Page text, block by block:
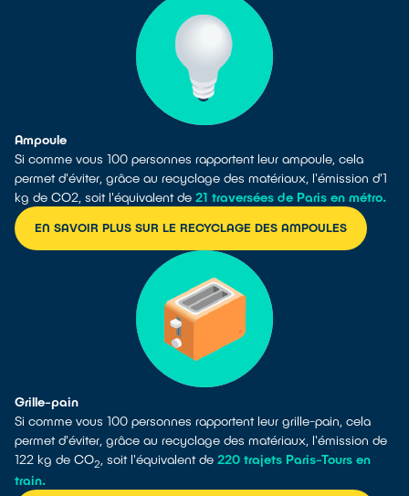
Ampoule
Si comme vous 100 personnes rapportent leur ampoule, cela
permet d'éviter, grâce au recyclage des matériaux, l'émission d'1
kg de CO2, soit l'équivalent de 21 traversées de Paris en métro.
EN SAVOIR PLUS SUR LE RECYCLAGE DES AMPOULES
Grille-pain
Si comme vous 100 personnes rapportent leur grille-pain, cela
permet d'éviter, grâce au recyclage des matériaux, l'émission de
122 kg de CO2, soit l'équivalent de 220 trajets Paris-Tours en
train.